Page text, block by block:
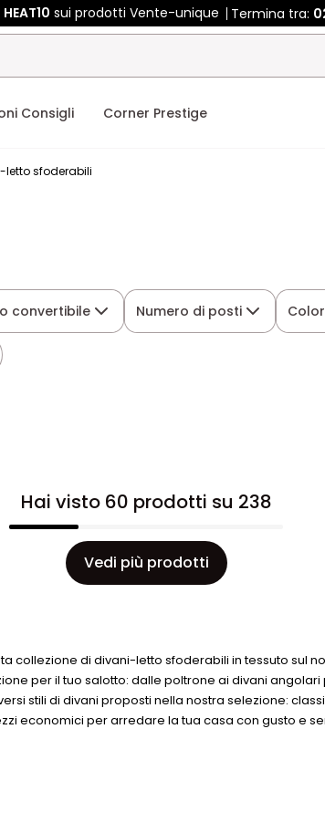
HEAT10 sui prodotti Vente-unique Termina tra:
Consigli Corner Prestige
letto sfoderabili
convertibile Numero di posti
Hai visto 60 prodotti su 238
Vedi più prodotti
di divani-letto sfoderabili in tessuto sul
per il tuo salotto: dalle poltrone ai divani
stili di divani proposti nella nostra selezione:
economici per arredare la tua casa con gusto e